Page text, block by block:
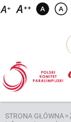
Przejdź
STRONA GŁÓWNA>